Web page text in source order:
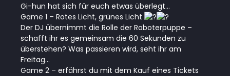
Gi-hun hat sich für euch etwas überlegt…
Game 1 – Rotes Licht, grünes Licht
Der DJ übernimmt die Rolle der Roboterpuppe –
schafft ihr es gemeinsam die 60 Sekunden zu
überstehen? Was passieren wird, seht ihr am
Freitag…
Game 2 – erfährst du mit dem Kauf eines Tickets